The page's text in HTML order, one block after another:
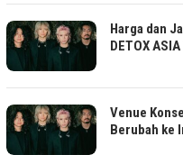
Harga dan
DETOX
Venue
Berubah ke